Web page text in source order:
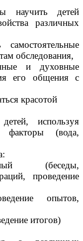
научить детей
различных
обследования,
и духовные
его общения с
красотой
используя
факторы (вода,
(беседы,
проведение
опытов,
итогов)